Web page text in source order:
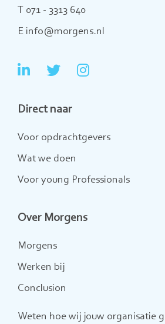
T 071 - 3313 640
E info@morgens.nl
Ga
LinkedIn
Ga
Twitter
Ga
Direct naar
Voor opdrachtgevers
Wat we doen
Voor young Professionals
Over Morgens
Morgens
Werken bij
Conclusion
Weten hoe wij jouw organisatie